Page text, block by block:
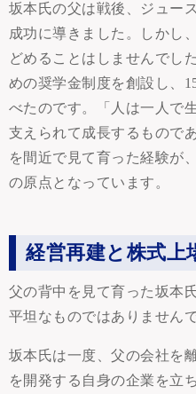
坂本氏の父は戦後、ジュー
成功に導きました。しかし
どめることはしませんでし
めの奨学金制度を創設し、
べたのです。「人は一人で
支えられて成長するもので
を間近で見て育った経験が
の原点となっています。
経営再建と株式上
父の背中を見て育った坂本
平坦なものではありませんで
坂本氏は一度、父の会社を
を開発する自身の企業を立